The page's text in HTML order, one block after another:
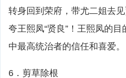
转身回到荣府，带尤二姐去
夸王熙凤“贤良”！王熙凤的
中最高统治者的信任和喜爱。
6．剪草除根